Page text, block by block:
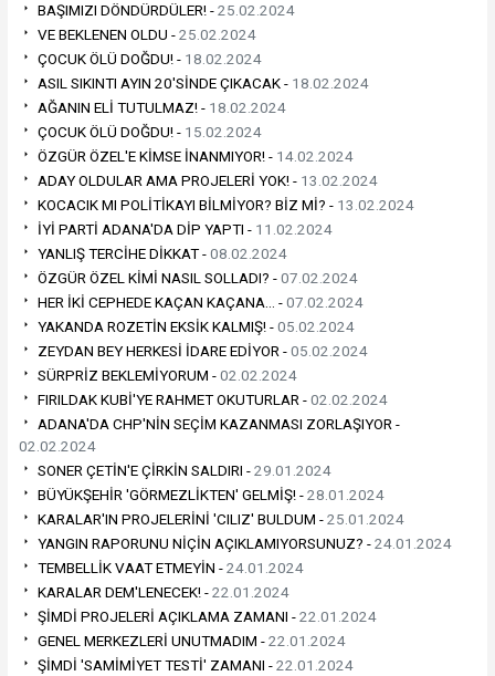
BAŞIMIZI DÖNDÜRDÜLER! -25.02.2024
VE BEKLENEN OLDU -25.02.2024
ÇOCUK ÖLÜ DOĞDU! - 18.02.2024
ASIL SIKINTI AYIN 20'SİNDE ÇIKACAK - 18.02.2024
AĞANIN ELİ TUTULMAZ! - 18.02.2024
ÇOCUK ÖLÜ DOĞDU! - 15.02.2024
ÖZGÜR ÖZEL'E KİMSE İNANMIYOR! - 14.02.2024
ADAY OLDULAR AMA PROJELERİ YOK! - 13.02.2024
KOCACIK MI POLİTİKAYI BİLMİYOR? BİZ Mİ? - 13.02.2024
İYİ PARTİ ADANA'DA DİP YAPTI - 11.02.2024
YANLIŞ TERCİHE DİKKAT -08.02.2024
ÖZGÜR ÖZEL KİMİ NASIL SOLLADI? -07.02.2024
HER İKİ CEPHEDE KAÇAN KAÇANA… -07.02.2024
YAKANDA ROZETİN EKSİK KALMIŞ! -05.02.2024
ZEYDAN BEY HERKESİ İDARE EDİYOR -05.02.2024
SÜRPRİZ BEKLEMİYORUM -02.02.2024
FIRILDAK KUBİ'YE RAHMET OKUTURLAR -02.02.2024
ADANA'DA CHP'NİN SEÇİM KAZANMASI ZORLAŞIYOR -
02.02.2024
SONER ÇETİN'E ÇİRKİN SALDIRI -29.01.2024
BÜYÜKŞEHİR 'GÖRMEZLİKTEN' GELMİŞ! -28.01.2024
KARALAR'IN PROJELERİNİ 'CILIZ' BULDUM -25.01.2024
YANGIN RAPORUNU NİÇİN AÇIKLAMIYORSUNUZ? -24.01.2024
TEMBELLİK VAAT ETMEYİN -24.01.2024
KARALAR DEM'LENECEK! -22.01.2024
ŞİMDİ PROJELERİ AÇIKLAMA ZAMANI -22.01.2024
GENEL MERKEZLERİ UNUTMADIM -22.01.2024
ŞİMDİ 'SAMİMİYET TESTİ' ZAMANI -22.01.2024